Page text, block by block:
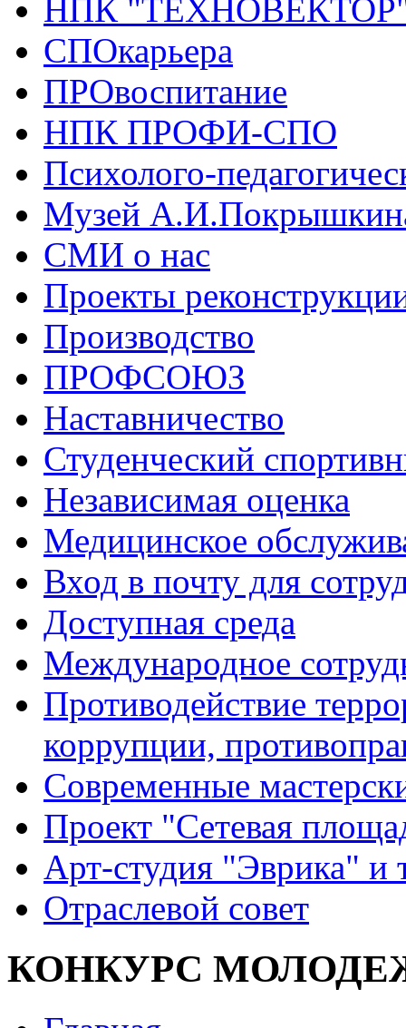
НПК
СПОкарьера
ПРОвоспитание
НПК ПРОФИ-СПО
Психолого-
Музей
СМИ о нас
Проекты
Производство
ПРОФСОЮЗ
Наставничество
Студенческий
Независимая оценка
Медицинское
Вход в почту для
Доступная среда
Международное
Противодействие
коррупции,
Современные
Проект "Сетевая
Арт-студия "Эврика" и
Отраслевой совет
КОНКУРС